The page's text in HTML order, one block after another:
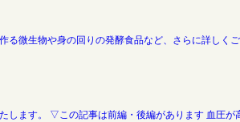
微生物や身の回りの発酵食品など、さらに詳しく
します。 ▽この記事は前編・後編があります 血圧が